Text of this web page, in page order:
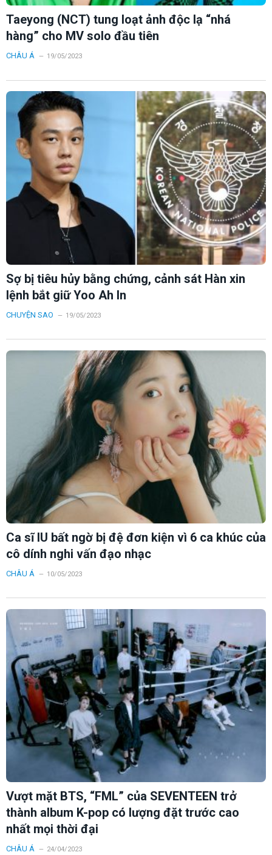
Taeyong (NCT) tung loạt ảnh độc lạ “nhá
hàng” cho MV solo đầu tiên
CHÂU Á 19/05/2023
Sợ bị tiêu hủy bằng chứng, cảnh sát Hàn xin
lệnh bắt giữ Yoo Ah In
CHUYỆN SAO 19/05/2023
Ca sĩ IU bất ngờ bị đệ đơn kiện vì 6 ca khúc của
cô dính nghi vấn đạo nhạc
CHÂU Á 10/05/2023
Vượt mặt BTS, “FML” của SEVENTEEN trở
thành album K-pop có lượng đặt trước cao
nhất mọi thời đại
CHÂU Á 24/04/2023